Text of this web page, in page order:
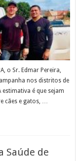
o Sr. Edmar Pereira,
nos distritos de
é que sejam
cães e gatos, …
Saúde de